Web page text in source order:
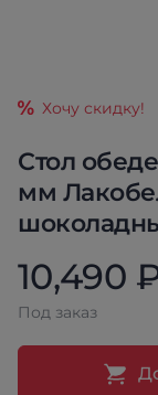
Стол
мм
Хочу скидку!
10,490
Под заказ